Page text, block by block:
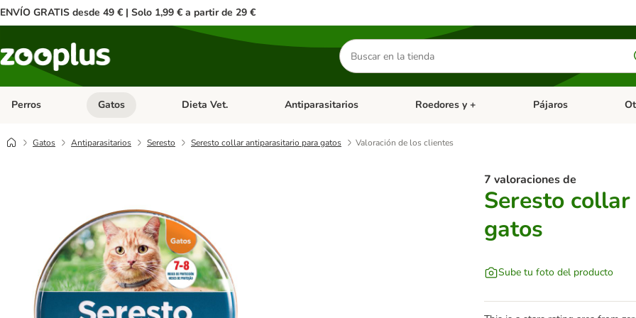
ENVÍO GRATIS desde 49 € | Solo 1,99 € a partir de 29 €
Buscar
productos
Perros Menú de categoria abierto: Perros
Gatos Menú de categoria abierto: Gatos
Dieta Vet. Menú de categoria abierto: Dieta Vet.
Antiparasitarios Menú de categoria abierto: Antiparasitarios
Roedores y + Menú de categoria
Pájaros
Gatos Antiparasitarios Seresto Seresto collar antiparasitario para gatos Valoración de los clientes
7 valoraciones de
Seresto
gatos
Sube tu foto del producto